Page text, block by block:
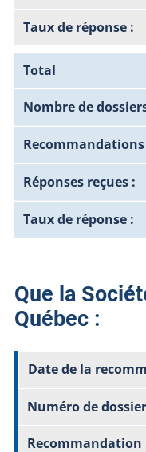
Total
Que la
Québec :